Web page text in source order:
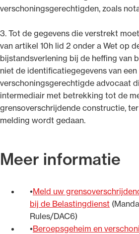
verschoningsgerechtigden, zoals
3. Tot de gegevens die verstrekt
van artikel 10h lid 2 onder a Wet op
bijstandsverlening bij de heffing van
niet de identificatiegegevens van een
verschoningsgerechtigde advocaat
intermediair met betrekking tot de
grensoverschrijdende constructie,
melding wordt gedaan.
Meer informatie
Meld uw
bij de Belastingdienst
Rules/DAC6)
Beroepsgeheim en